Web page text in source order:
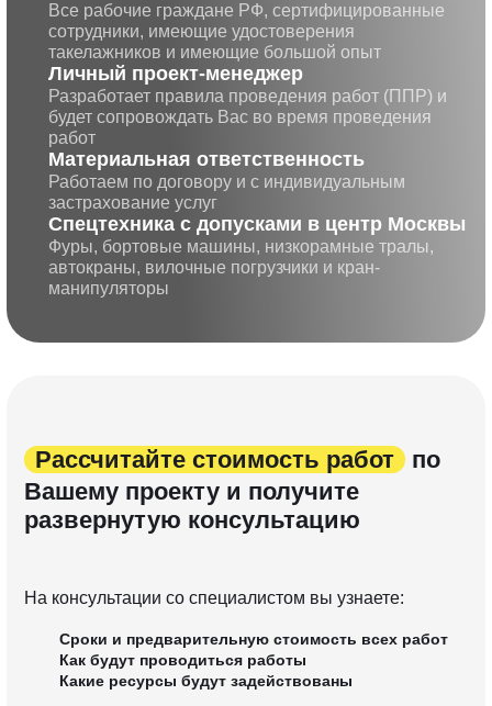
Все рабочие граждане РФ, сертифицированные
сотрудники, имеющие удостоверения
такелажников и имеющие большой опыт
Личный проект-менеджер
Разработает правила проведения работ (ППР) и
будет сопровождать Вас во время проведения
работ
Матери альная ответственность
Работаем по договору и с индивидуальным
застрахование услуг
Cпецте хника с допусками в центр Москвы
Фуры, бортовые машины, низкорамные тралы,
автокраны, вилочные погрузчики и кран-
манипуляторы
Рассчитайте стоимость работ
по
Вашему проекту и получите
развернутую консультацию
На консультации со специалистом вы узнаете:
Сроки и предварительную стоимость всех работ
Как будут проводиться работы
Какие ресурсы будут задействованы